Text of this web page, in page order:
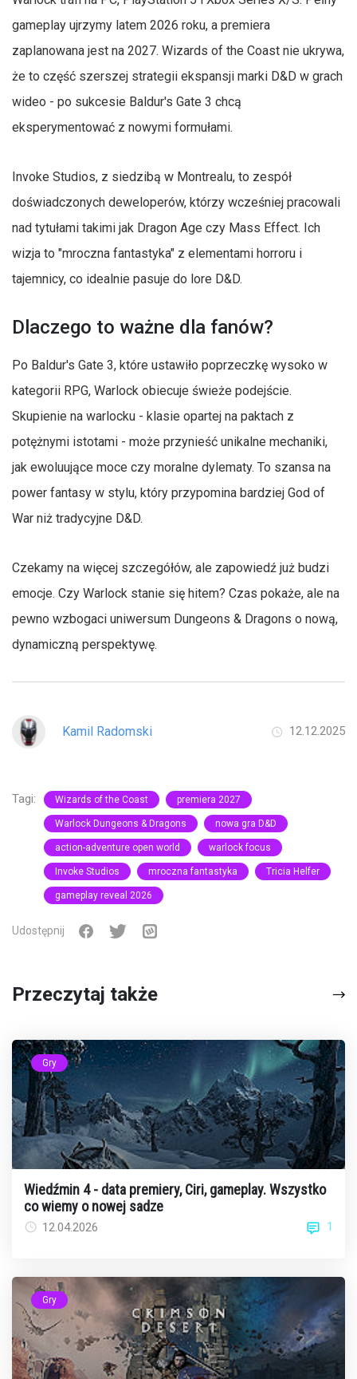
gameplay ujrzymy latem 2026 roku, a premiera
zaplanowana jest na 2027. Wizards of the Coast nie ukrywa,
że to część szerszej strategii ekspansji marki D&D w grach
wideo - po sukcesie Baldur's Gate 3 chcą
eksperymentować z nowymi formułami.
Invoke Studios, z siedzibą w Montrealu, to zespół
doświadczonych deweloperów, którzy wcześniej pracowali
nad tytułami takimi jak Dragon Age czy Mass Effect. Ich
wizja to "mroczna fantastyka" z elementami horroru i
tajemnicy, co idealnie pasuje do lore D&D.
Dlaczego to ważne dla fanów?
Po Baldur's Gate 3, które ustawiło poprzeczkę wysoko w
kategorii RPG, Warlock obiecuje świeże podejście.
Skupienie na warlocku - klasie opartej na paktach z
potężnymi istotami - może przynieść unikalne mechaniki,
jak ewoluujące moce czy moralne dylematy. To szansa na
power fantasy w stylu, który przypomina bardziej God of
War niż tradycyjne D&D.
Czekamy na więcej szczegółów, ale zapowiedź już budzi
emocje. Czy Warlock stanie się hitem? Czas pokaże, ale na
pewno wzbogaci uniwersum Dungeons & Dragons o nową,
dynamiczną perspektywę.
Kamil Radomski 12.12.2025
Tagi: Wizards of the Coast premiera 2027
Warlock Dungeons & Dragons nowa gra D&D
action-adventure open world warlock focus
Invoke Studios mroczna fantastyka Tricia Helfer
gameplay reveal 2026
Udostępnij
Przeczytaj także
Gry
Wiedźmin 4 - data premiery, Ciri, gameplay. Wszystko
co wiemy o nowej sadze
12.04.2026 1
Gry